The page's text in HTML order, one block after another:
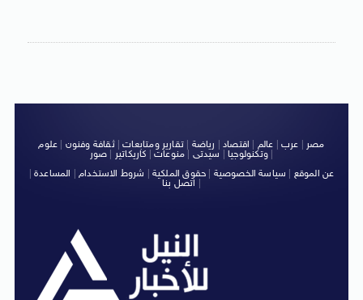
مصر عرب عالم اقتصاد رياضة |تقارير ومتابعات|ثقافة وفنون
علوم
وتكنولوجيا| سيدتى منوعات كاريكاتير صور
|
عن الموقع
سياسة الخصوصية حقوق الملكية شروط الاستخدام| المساعدة|
اتصل بنا